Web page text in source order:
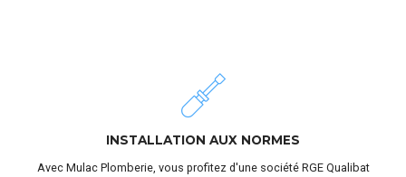
INSTALLATION AUX NORMES
Avec Mulac Plomberie, vous profitez d'une société RGE Qualibat